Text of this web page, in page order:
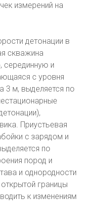
измерений на
детонации в
скважина
серединную и
с уровня
3 м, выделяется по
Приустьевая
с зарядом и
по
пород и
и однородности
границы
к изменениям